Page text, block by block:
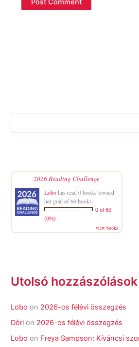
2026 Reading Challenge
Lobohas read 0 books toward
her goal of 60 books.
0 of 60
(0%)
view books
Utolsó hozzászólások
Lobo on 2026-os félévi összegzés
Dóri on 2026-os félévi összegzés
Lobo on Freya Sampson: Kíváncsi